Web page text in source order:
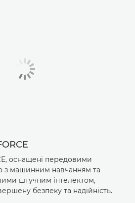
оснащені передовими
з машинним навчанням та
штучним інтелектом,
безпеку та надійність.